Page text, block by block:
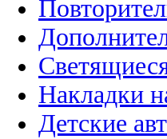
Накладки
Детские